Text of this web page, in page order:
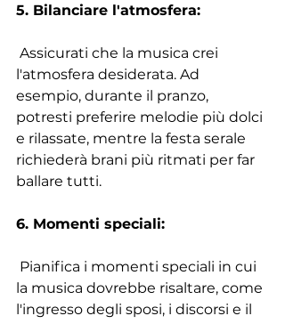
5. Bilanciare l'atmosfera:
l'atmosfera desiderata. Ad
esempio, durante il pranzo,
potresti preferire melodie più dolci
e rilassate, mentre la festa serale
richiederà brani più ritmati per far
ballare tutti.
6. Momenti speciali:
la musica dovrebbe risaltare, come
l'ingresso degli sposi, i discorsi e il